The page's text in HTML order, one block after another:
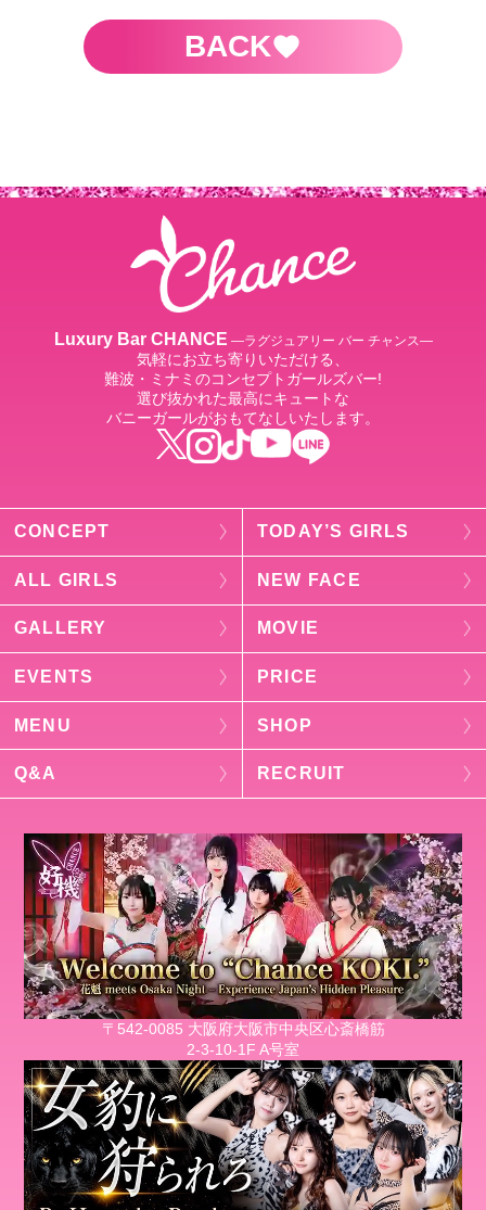
BACK
Luxury Bar CHANCE ―ラグジュアリー バー チャンス―
気軽にお立ち寄りいただける、
難波・ミナミのコンセプトガールズバー!
選び抜かれた最高にキュートな
バニーガールがおもてなしいたします。
CONCEPT TODAY’S GIRLS
ALL GIRLS NEW FACE
GALLERY MOVIE
EVENTS PRICE
MENU SHOP
Q&A RECRUIT
〒542-0085 大阪府大阪市中央区心斎橋筋
2-3-10-1F A号室